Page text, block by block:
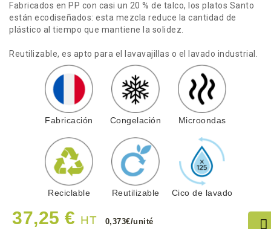
Fabricados en PP con casi un 20 % de talco, los platos Santo
están ecodiseñados: esta mezcla reduce la cantidad de
plástico al tiempo que mantiene la solidez.
Reutilizable, es apto para el lavavajillas o el lavado industrial.
Fabricación Congelación Microondas
Reciclable Reutilizable Cico de lavado
37,25 € HT 0,373€/unité